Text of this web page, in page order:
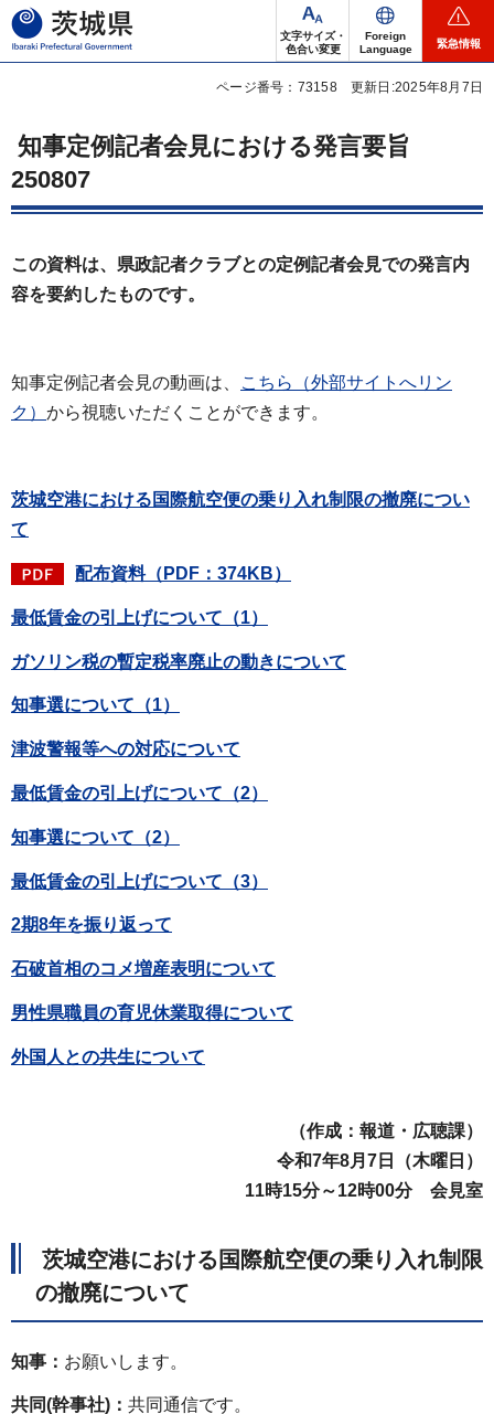
茨城県
文字サイズ・
色合い変更
Foreign
Language
緊急情報
ページ番号：73158 更新日:2025年8月7日
知事定例記者会見における発言要旨
250807
この資料は、県政記者クラブとの定例記者会見での発言内
容を要約したものです。
知事定例記者会見の動画は、
こちら（外部サイトへリン
ク） から視聴いただくことができます。
茨城空港における国際航空便の乗り入れ制限の撤廃につい
て
配布資料（PDF：374KB）
最低賃金の引上げについて（1）
ガソリン税の暫定税率廃止の動きについて
知事選について（1）
津波警報等への対応について
最低賃金の引上げについて（2）
知事選について（2）
最低賃金の引上げについて（3）
2期8年を振り返って
石破首相のコメ増産表明について
男性県職員の育児休業取得について
外国人との共生について
（作成：報道・広聴課）
令和7年8月7日（木曜日）
11時15分～12時00分 会見室
茨城空港における国際航空便の乗り入れ制限
の撤廃について
知事： お願いします。
共同(幹事社)： 共同通信です。